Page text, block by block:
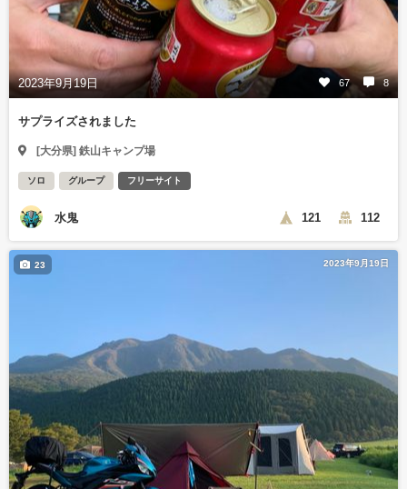
2023年9月19日 67 8
サプライズされました
[大分県] 鉄山キャンプ場
ソロ グループ フリーサイト
水鬼 121 112
2023年9月19日
23